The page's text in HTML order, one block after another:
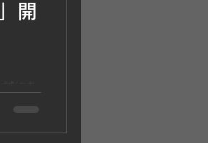
や筋
いっ
ワッ
いが
作を
開
にあ
18)を